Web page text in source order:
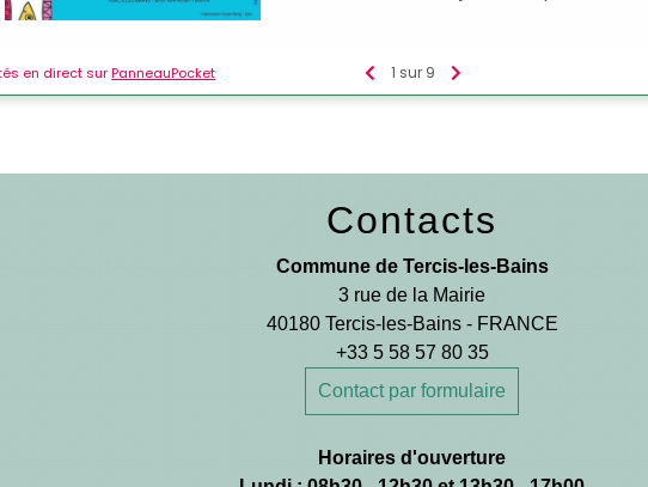
Contacts
Commune de Tercis-les-Bains
3 rue de la Mairie
40180 Tercis-les-Bains - FRANCE
+33 5 58 57 80 35
Contact par formulaire
Horaires d'ouverture